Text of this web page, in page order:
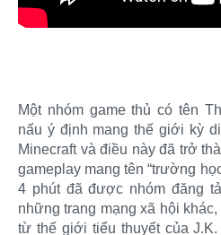
Một nhóm game thủ có tên
nấu ý định mang thế giới kỳ
Minecraft và điều này đã trở
gameplay mang tên “trường
4 phút đã được nhóm đăng
những trang mạng xã hội
từ thế giới tiểu thuyết của